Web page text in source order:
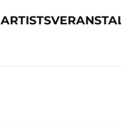
ARTISTS